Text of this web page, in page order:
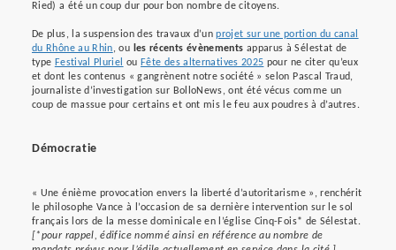
Ried) a été un coup dur pour bon nombre de citoyens.
De plus, la suspension des travaux d’unprojet sur une portion du canal
du Rhône au Rhin, ou les récents évènements apparus à Sélestat de
type Festival Pluriel ou Fête des alternatives 2025 pour ne citer qu’eux
et dont les contenus « gangrènent notre société » selon Pascal Traud,
journaliste d’investigation sur BolloNews, ont été vécus comme un
coup de massue pour certains et ont mis le feu aux poudres à d’autres.
Démocratie
« Une énième provocation envers la liberté d’autoritarisme », renchérit
le philosophe Vance à l’occasion de sa dernière intervention sur le sol
français lors de la messe dominicale en l’église Cinq-Fois* de Sélestat.
[*pour rappel, édifice nommé ainsi en référence au nombre de